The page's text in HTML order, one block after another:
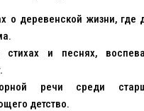
о деревенской жизни, где
стихах и песнях,
речи среди
детство.